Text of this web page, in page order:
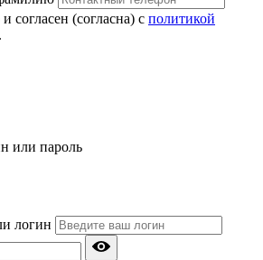
согласен (согласна) с политикой
.
или пароль
логин